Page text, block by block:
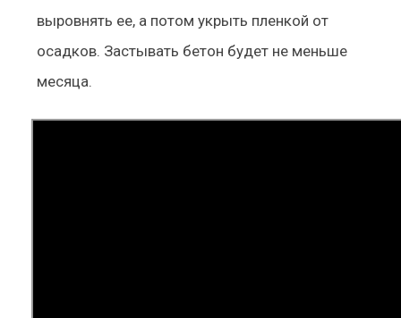
выровнять ее, а потом укрыть пленкой от
осадков. Застывать бетон будет не меньше
месяца.